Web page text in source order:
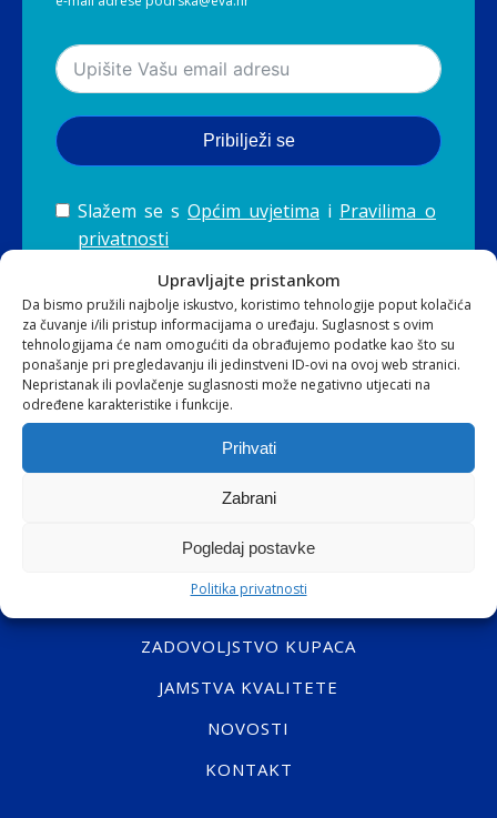
Upravljajte pristankom
Da bismo pružili najbolje iskustvo, koristimo tehnologije poput kolačića
za čuvanje i/ili pristup informacijama o uređaju. Suglasnost s ovim
tehnologijama će nam omogućiti da obrađujemo podatke kao što su
ponašanje pri pregledavanju ili jedinstveni ID-ovi na ovoj web stranici.
Nepristanak ili povlačenje suglasnosti može negativno utjecati na
određene karakteristike i funkcije.
Prihvati
Zabrani
Pogledaj postavke
Politika privatnosti
Pribilježi se
Slažem se s Općim uvjetima i Pravilima o
privatnosti
NAVIGACIJA
O NAMA
ZADOVOLJSTVO KUPACA
JAMSTVA KVALITETE
NOVOSTI
KONTAKT